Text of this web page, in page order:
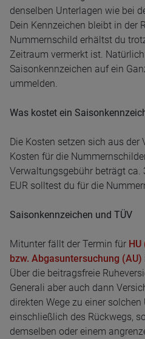
denselben Unterlagen wie bei
Dein Kennzeichen bleibt in der
Nummernschild erhältst du
Zeitraum vermerkt ist.
Saisonkennzeichen auf ein
ummelden.
Was kostet ein
Die Kosten setzen sich aus
Kosten für die
Verwaltungsgebühr beträgt ca.
EUR solltest du für die
Saisonkennzeichen und TÜV
Mitunter fällt der Termin für
bzw. Abgasuntersuchung (AU)
Über die beitragsfreie
Generali aber auch dann
direkten Wege zu einer
einschließlich des Rückwegs,
demselben oder einem